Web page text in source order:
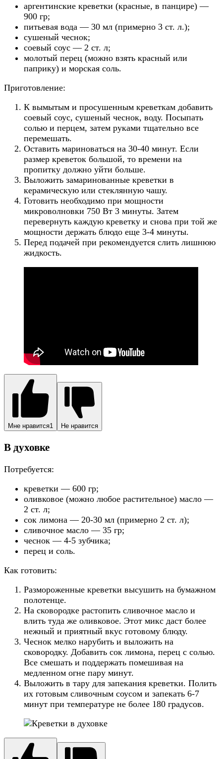
аргентинские креветки (красные, в панцире) —
900 гр;
питьевая вода — 30 мл (примерно 3 ст. л.);
сушеный чеснок;
соевый соус — 2 ст. л;
молотый перец (можно взять красный или
паприку) и морская соль.
Приготовление:
К вымытым и просушенным креветкам добавить
соевый соус, сушеный чеснок, воду. Посыпать
солью и перцем, затем руками тщательно все
перемешать.
Оставить мариноваться на 30-40 минут. Если
размер креветок большой, то времени на
пропитку должно уйти больше.
Выложить замаринованные креветки в
керамическую или стеклянную чашу.
Готовить необходимо при мощности
микроволновки 750 Вт 3 минуты. Затем
перевернуть каждую креветку и снова при той же
мощности держать блюдо еще 3-4 минуты.
Перед подачей при рекомендуется слить лишнюю
жидкость.
Мне нравится1 Не нравится
В духовке
Потребуется:
креветки — 600 гр;
оливковое (можно любое растительное) масло —
2 ст. л;
сок лимона — 20-30 мл (примерно 2 ст. л);
сливочное масло — 35 гр;
чеснок — 4-5 зубчика;
перец и соль.
Как готовить:
Размороженные креветки высушить на бумажном
полотенце.
На сковородке растопить сливочное масло и
влить туда же оливковое. Этот микс даст более
нежный и приятный вкус готовому блюду.
Чеснок мелко нарубить и выложить на
сковородку. Добавить сок лимона, перец с солью.
Все смешать и поддержать помешивая на
медленном огне пару минут.
Выложить в тару для запекания креветки. Полить
их готовым сливочным соусом и запекать 6-7
минут при температуре не более 180 градусов.